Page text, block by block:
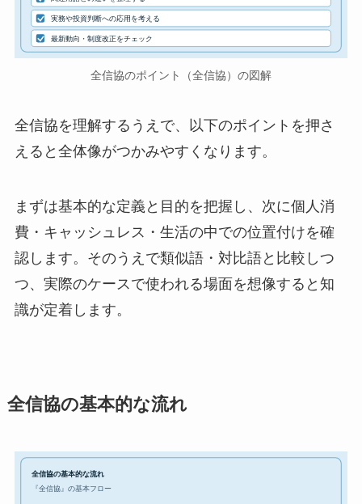
実務や投資判断への応用を考える
最新動向・制度改正をチェック
全信協のポイント（全信協）の図解
全信協を理解するうえで、以下のポイントを押さ
えると全体像がつかみやすくなります。
まずは基本的な定義と目的を把握し、次に個人消
費・キャッシュレス・生活の中での位置付けを確
認します。そのうえで類似語・対比語と比較しつ
つ、実際のケースで使われる場面を想像すると知
識が定着します。
全信協の基本的な流れ
全信協の基本的な流れ
『全信協』の基本フロー